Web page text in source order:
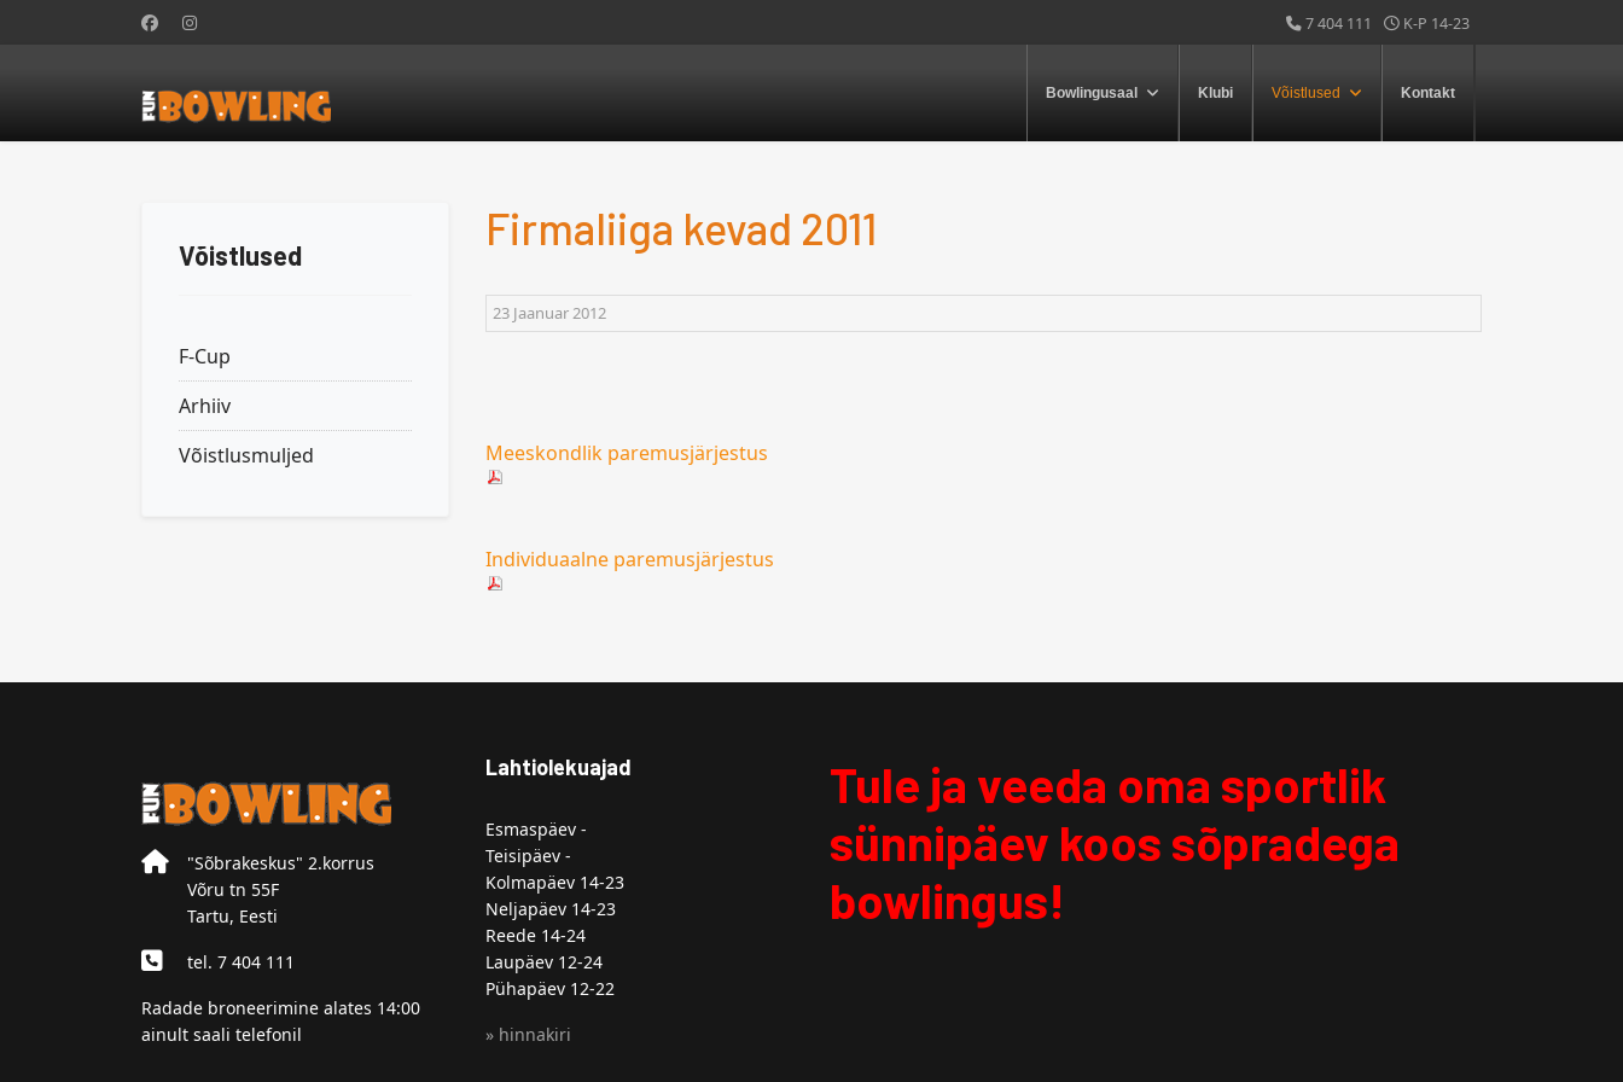
7 404 111 K-P 14-23
Bowlingusaal Klubi Võistlused Kontakt
Võistlused
F-Cup
Arhiiv
Võistlusmuljed
Firmaliiga kevad 2011
23 Jaanuar 2012
Meeskondlik paremusjärjestus
Individuaalne paremusjärjestus
"Sõbrakeskus" 2.korrus
Võru tn 55F
Tartu, Eesti
tel. 7 404 111
Radade broneerimine alates 14:00
ainult saali telefonil
Lahtiolekuajad
Esmaspäev -
Teisipäev -
Kolmapäev 14-23
Neljapäev 14-23
Reede 14-24
Laupäev 12-24
Pühapäev 12-22
» hinnakiri
Tule ja veeda oma sportlik
sünnipäev koos sõpradega
bowlingus!